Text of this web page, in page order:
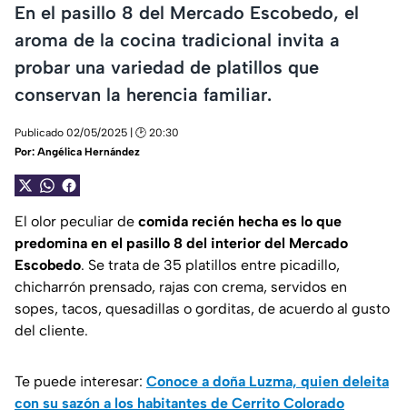
En el pasillo 8 del Mercado Escobedo, el
aroma de la cocina tradicional invita a
probar una variedad de platillos que
conservan la herencia familiar.
Publicado 02/05/2025 | 🕑 20:30
Por: Angélica Hernández
El olor peculiar de comida recién hecha es lo que
predomina en el pasillo 8 del interior del Mercado
Escobedo. Se trata de 35 platillos entre picadillo,
chicharrón prensado, rajas con crema, servidos en
sopes, tacos, quesadillas o gorditas, de acuerdo al gusto
del cliente.
Te puede interesar: Conoce a doña Luzma, quien deleita
con su sazón a los habitantes de Cerrito Colorado